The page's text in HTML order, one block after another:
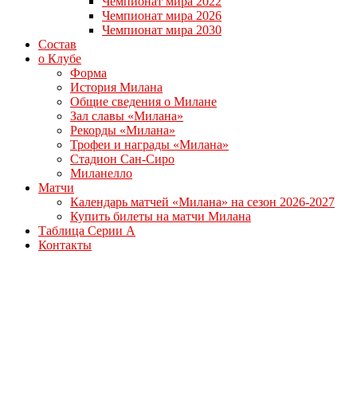
Чемпионат мира 2026
Чемпионат мира 2030
Состав
о Клубе
Форма
История Милана
Общие сведения о Милане
Зал славы «Милана»
Рекорды «Милана»
Трофеи и награды «Милана»
Стадион Сан-Сиро
Миланелло
Матчи
Календарь матчей «Милана» на сезон 2026-2027
Купить билеты на матчи Милана
Таблица Серии А
Контакты